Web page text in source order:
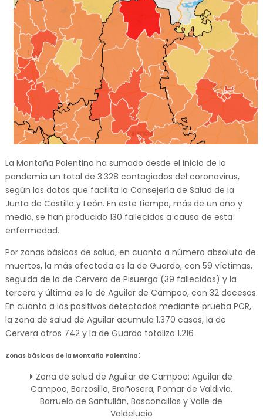
La Montaña Palentina ha sumado desde el inicio de la
pandemia un total de 3.328 contagiados del coronavirus,
según los datos que facilita la Consejería de Salud de la
Junta de Castilla y León. En este tiempo, más de un año y
medio, se han producido 130 fallecidos a causa de esta
enfermedad.
Por zonas básicas de salud, en cuanto a número absoluto de
muertos, la más afectada es la de Guardo, con 59 víctimas,
seguida de la de Cervera de Pisuerga (39 fallecidos) y la
tercera y última es la de Aguilar de Campoo, con 32 decesos.
En cuanto a los positivos detectados mediante prueba PCR,
la zona de salud de Aguilar acumula 1.370 casos, la de
Cervera otros 742 y la de Guardo totaliza 1.216
Zonas básicas de la Montaña Palentina:
Zona de salud de Aguilar de Campoo: Aguilar de
Campoo, Berzosilla, Brañosera, Pomar de Valdivia,
Barruelo de Santullán, Basconcillos y Valle de
Valdelucio